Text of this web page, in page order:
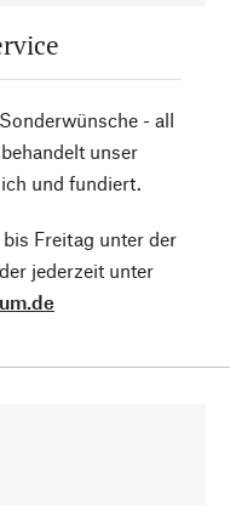
- all
unser
und fundiert.
Freitag unter der
jederzeit unter